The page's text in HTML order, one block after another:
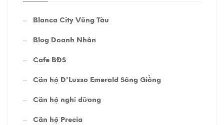
Blanca City Vũng Tàu
Blog Doanh Nhân
Cafe BĐS
Căn hộ D'Lusso Emerald Sông Giồng
Căn hộ nghỉ dữong
Căn hộ Precia